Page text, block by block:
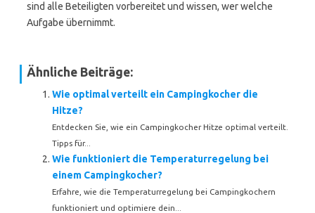
sind alle Beteiligten vorbereitet und wissen, wer welche
Aufgabe übernimmt.
Ähnliche Beiträge:
Wie optimal verteilt ein Campingkocher die
Hitze?
Entdecken Sie, wie ein Campingkocher Hitze optimal verteilt.
Tipps für...
Wie funktioniert die Temperaturregelung bei
einem Campingkocher?
Erfahre, wie die Temperaturregelung bei Campingkochern
funktioniert und optimiere dein...